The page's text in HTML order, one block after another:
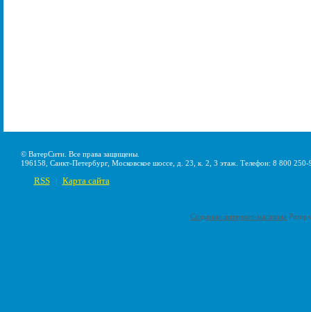
© ВатерСити. Все права защищены.
196158, Санкт-Петербург, Московское шоссе, д. 23, к. 2, 3 этаж. Телефон: 8 800
RSS Карта сайта
Создание интернет-магазина